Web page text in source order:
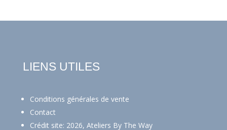
LIENS UTILES
Conditions générales de vente
Contact
Crédit site: 2026, Ateliers By The Way